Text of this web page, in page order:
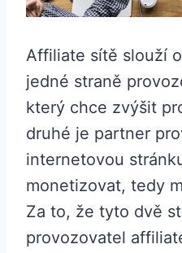
Affiliate sítě slouží
jedné straně
který chce zvýšit
druhé je partner
internetovou
monetizovat, tedy
Za to, že tyto dvě
provozovatel